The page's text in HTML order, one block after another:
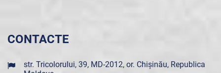
CONTACTE
str. Tricolorului, 39, MD-2012, or. Chișinău, Republica